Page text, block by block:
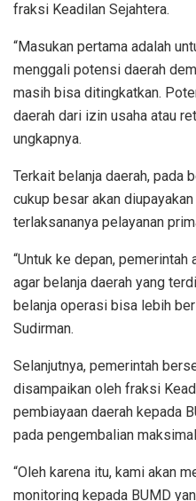
fraksi Keadilan Sejahtera.
“Masukan pertama adalah
menggali potensi daerah
masih bisa ditingkatkan.
daerah dari izin usaha atau
ungkapnya.
Terkait belanja daerah, pada
cukup besar akan
terlaksananya pelayanan
“Untuk ke depan,
agar belanja daerah yang
belanja operasi bisa lebih
Sudirman.
Selanjutnya, pemerintah
disampaikan oleh fraksi
pembiayaan daerah kepada
pada pengembalian
“Oleh karena itu, kami akan
monitoring kepada BUMD